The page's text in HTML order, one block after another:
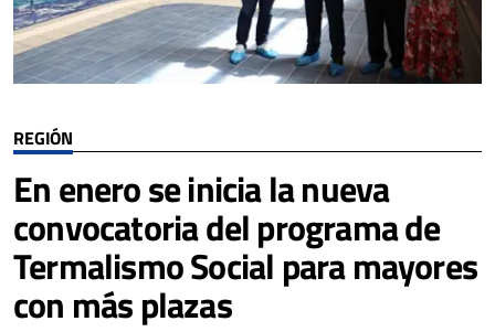
REGIÓN
En enero se inicia la nueva
convocatoria del programa de
Termalismo Social para mayores
con más plazas